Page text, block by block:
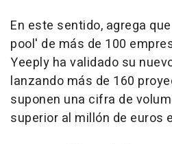
En este sentido, agrega
pool' de más de 100
Yeeply ha validado su
lanzando más de 160
suponen una cifra de
superior al millón de euros